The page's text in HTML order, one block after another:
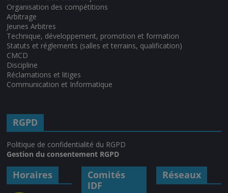
Organisation des compétitions
Arbitrage
Jeunes Arbitres
Technique, développement, promotion et formation
Statuts et réglements (salles et terrains, qualification)
CMCD
Discipline
Réclamations et litiges
Communication et Informatique
RGPD
Politique de confidentialité du RGPD
Gestion du consentement RGPD
Horaires
Comités
IDF
Réseaux